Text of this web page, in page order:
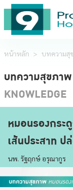
หน้าหลัก > บทความสุ
บทความสุขภาพ
KNOWLEDGE
หมอนรองกระ
เส้นประสาท ป
นพ. รัฐฤกษ์ อรุณากูร